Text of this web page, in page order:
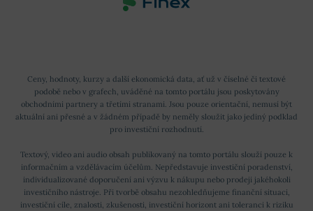
Ceny, hodnoty, kurzy a další ekonomická data, ať už v číselné či textové
podobě nebo v grafech, uváděné na tomto portálu jsou poskytovány
obchodními partnery a třetími stranami. Jsou pouze orientační, nemusí být
aktuální ani přesné a v žádném případě by neměly sloužit jako jediný podklad
pro investiční rozhodnutí.
Textový, video ani audio obsah publikovaný na tomto portálu slouží pouze k
informačním a vzdělávacím účelům. Nepředstavuje investiční poradenství,
individualizované doporučení ani výzvu k nákupu nebo prodeji jakéhokoli
investičního nástroje. Při tvorbě obsahu nezohledňujeme finanční situaci,
investiční cíle, znalosti, zkušenosti, investiční horizont ani toleranci k riziku